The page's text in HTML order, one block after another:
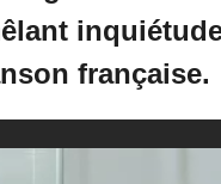
française.